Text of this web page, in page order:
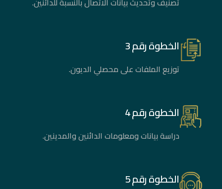
الخطوة رقم 3
توزيع الملفات على محصلي الديون.
الخطوة رقم 4
دراسة بيانات ومعلومات الدائنين والمدينين.
الخطوة رقم 5